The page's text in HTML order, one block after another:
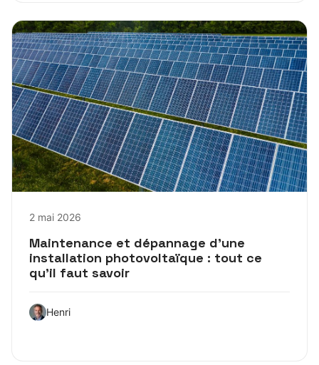
2 mai 2026
Maintenance et dépannage d’une
installation photovoltaïque : tout ce
qu’il faut savoir
Henri